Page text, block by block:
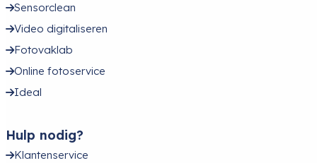
Sensorclean
Video digitaliseren
Fotovaklab
Online fotoservice
Ideal
Hulp nodig?
Klantenservice